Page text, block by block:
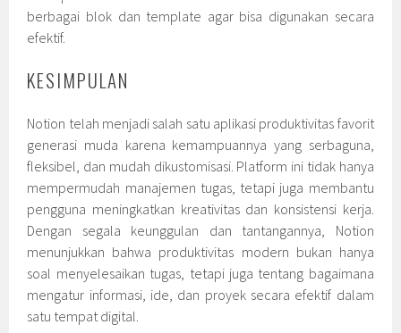
berbagai blok dan template agar bisa digunakan secara
efektif.
KESIMPULAN
Notion telah menjadi salah satu aplikasi produktivitas favorit
generasi muda karena kemampuannya yang serbaguna,
fleksibel, dan mudah dikustomisasi. Platform ini tidak hanya
mempermudah manajemen tugas, tetapi juga membantu
pengguna meningkatkan kreativitas dan konsistensi kerja.
Dengan segala keunggulan dan tantangannya, Notion
menunjukkan bahwa produktivitas modern bukan hanya
soal menyelesaikan tugas, tetapi juga tentang bagaimana
mengatur informasi, ide, dan proyek secara efektif dalam
satu tempat digital.